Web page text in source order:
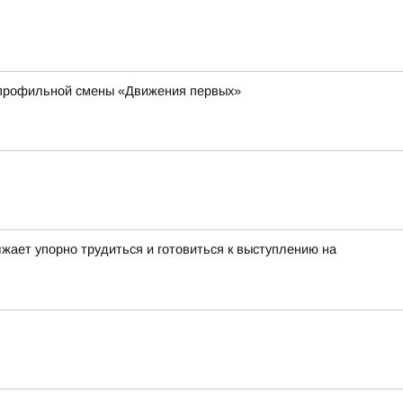
смены «Движения первых»
упорно трудиться и готовиться к выступлению на